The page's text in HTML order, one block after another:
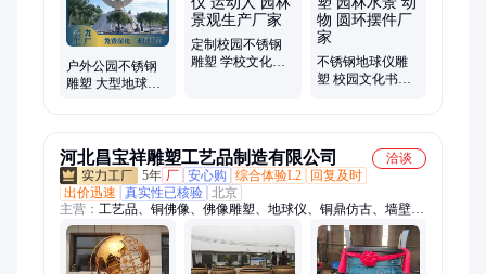
户外公园不锈钢
雕塑 大型地球仪
定制校园不锈钢
雕塑 学校文化标
不锈钢地球仪雕
塑 校园文化书本
河北昌宝祥雕塑工艺品制造有限公司
洽谈
5年 厂 安心购 综合体验L2
回复及时
出价迅速
真实性已核验 北京
主营： 工艺品、铜佛像、佛像雕塑、地球仪、铜鼎仿古、墙壁墙
面、纯铜鼎摆件